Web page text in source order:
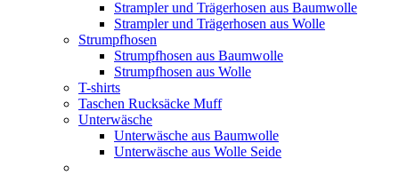
Strampler und Trägerhosen aus Baumwolle
Strampler und Trägerhosen aus Wolle
Strumpfhosen
Strumpfhosen aus Baumwolle
Strumpfhosen aus Wolle
T-shirts
Taschen Rucksäcke Muff
Unterwäsche
Unterwäsche aus Baumwolle
Unterwäsche aus Wolle Seide